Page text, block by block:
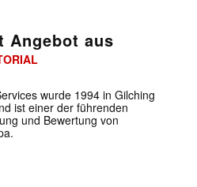
Angebot aus
wurde 1994 in Gilching
ist einer der führenden
und Bewertung von